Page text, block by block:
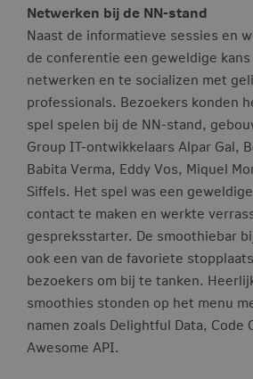
Netwerken bij de NN-stand
Naast de informatieve sessies en
de conferentie een geweldige
netwerken en te socializen met
professionals. Bezoekers konden
spel spelen bij de NN-stand,
Group IT-ontwikkelaars Alpar Gal,
Babita Verma, Eddy Vos, Miquel
Siffels. Het spel was een
contact te maken en werkte
gespreksstarter. De smoothiebar
ook een van de favoriete
bezoekers om bij te tanken.
smoothies stonden op het menu
namen zoals Delightful Data, Code
Awesome API.